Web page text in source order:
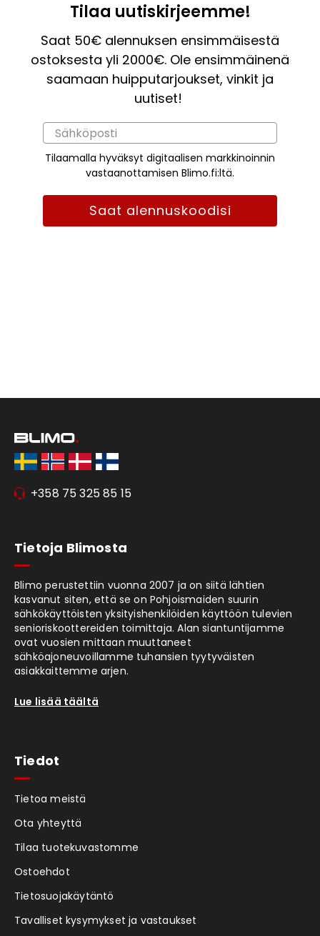
Tilaa uutiskirjeemme!
Saat 50€ alennuksen ensimmäisestä
ostoksesta yli 2000€. Ole ensimmäinenä
saamaan huipputarjoukset, vinkit ja
uutiset!
Tilaamalla hyväksyt digitaalisen markkinoinnin
vastaanottamisen Blimo.fi:ltä.
Saat alennuskoodisi
+358 75 325 85 15
Tietoja Blimosta
Blimo perustettiin vuonna 2007 ja on siitä lähtien
kasvanut siten, että se on Pohjoismaiden suurin
sähkökäyttöisten yksityishenkilöiden käyttöön tulevien
senioriskoottereiden toimittaja. Alan siantuntijamme
ovat vuosien mittaan muuttaneet
sähköajoneuvoillamme tuhansien tyytyväisten
asiakkaittemme arjen.
Lue lisää täältä
Tiedot
Tietoa meistä
Ota yhteyttä
Tilaa tuotekuvastomme
Ostoehdot
Tietosuojakäytäntö
Tavalliset kysymykset ja vastaukset